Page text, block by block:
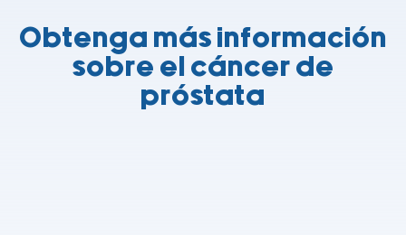
Obtenga más información
sobre el cáncer de
próstata